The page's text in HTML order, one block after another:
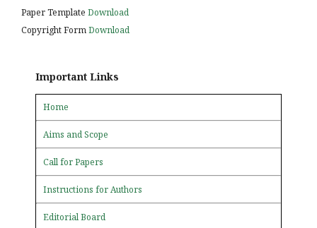
Paper Template Download
Copyright FormDownload
Important Links
Home
Aims and Scope
Call for Papers
Instructions for Authors
Editorial Board